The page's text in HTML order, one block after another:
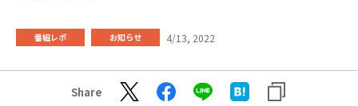
番組レポ お知らせ 4/13, 2022
Share